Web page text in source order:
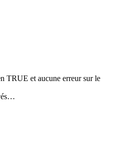
TRUE et aucune erreur sur le